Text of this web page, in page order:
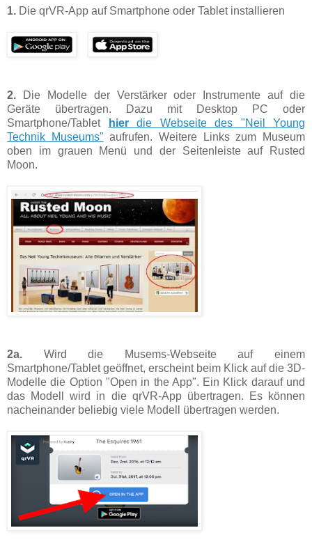
1. Die qrVR-App auf Smartphone oder Tablet installieren
2. Die Modelle der Verstärker oder Instrumente auf die
Geräte übertragen. Dazu mit Desktop PC oder
Smartphone/Tablet
hier die Webseite des "Neil Young
Technik Museums" aufrufen. Weitere Links zum Museum
oben im grauen Menü und der Seitenleiste auf Rusted
Moon.
2a. Wird die Musems-Webseite auf einem
Smartphone/Tablet geöffnet, erscheint beim Klick auf die 3D-
Modelle die Option "Open in the App". Ein Klick darauf und
das Modell wird in die qrVR-App übertragen. Es können
nacheinander beliebig viele Modell übertragen werden.